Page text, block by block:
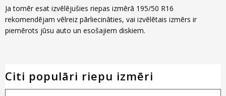
Ja tomēr esat izvēlējušies riepas izmērā 195/50 R16
rekomendējam vēlreiz pārliecināties, vai izvēlētais izmērs ir
piemērots jūsu auto un esošajiem diskiem.
Citi populāri riepu izmēri